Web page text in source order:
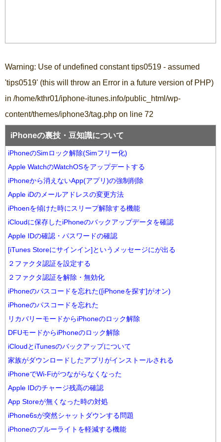
Warning: Use of undefined constant tips0519 - assumed
'tips0519' (this will throw an Error in a future version of PHP)
in /home/kthr01/iphone-itunes.info/public_html/wp-
content/themes/iphone3/tag.php on line 72
iPhoneの裏技・豆知識について
iPhoneのSimロック解除(Simフリー化)
Apple WatchのWatchOSをアップデートする
iPhoneから消えないApp(アプリ)の強制削除
Apple iDのメールアドレスの変更方法
iPhoenを傾けた時にスリープ解除する機能
iCloudに保存したiPhoneのバックアップデータを確認
Apple IDの確認・パスワードの確認
[iTunes Storeにサインイン]というメッセージにが出る
２ファクタ認証を設定する
２ファクタ認証を解除・無効化
iPhoneのパスコードを忘れた([iPhoneを探す]がオン)
iPhoneのパスコードを忘れた
リカバリーモードからiPhoneのロック解除
DFUモードからiPhoneのロック解除
iCloudとiTunesのバックアップについて
家族がダウンロードしたアプリがインストールされる
iPhoneでWi-Fiがつながらなくなった
Apple IDのチャージ残高の確認
App Storeが無くなった時の対処
iPhone6sが突然シャットダウンする問題
iPhoneのブルーライトを軽減する機能